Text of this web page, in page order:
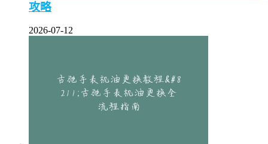
攻略
2026-07-12